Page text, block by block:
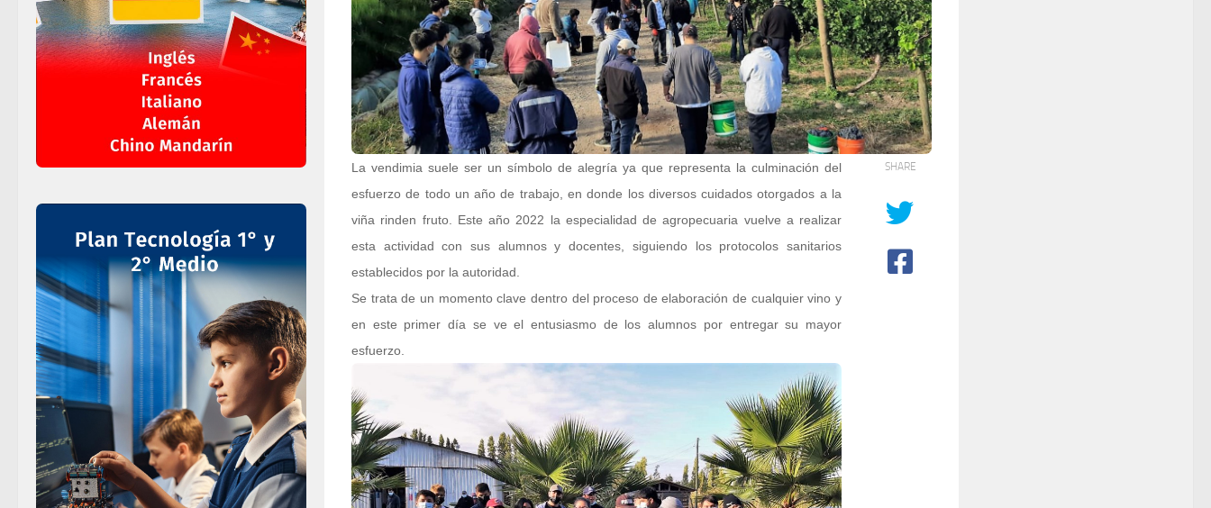
La vendimia suele ser un símbolo de alegría ya que representa la culminación del
esfuerzo de todo un año de trabajo, en donde los diversos cuidados otorgados a la
viña rinden fruto. Este año 2022 la especialidad de agropecuaria vuelve a realizar
esta actividad con sus alumnos y docentes, siguiendo los protocolos sanitarios
establecidos por la autoridad.
Se trata de un momento clave dentro del proceso de elaboración de cualquier vino y
en este primer día se ve el entusiasmo de los alumnos por entregar su mayor
esfuerzo.
SHARE